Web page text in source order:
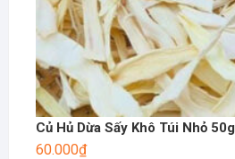
Củ Hủ Dừa Sấy Khô Túi Nhỏ 50g
60.000₫